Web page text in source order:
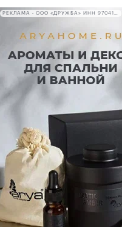
РЕКЛАМА • ООО «ДРУЖБА» ИНН 9704146411